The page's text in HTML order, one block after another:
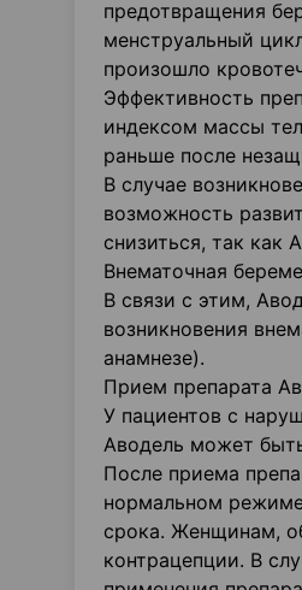
предотвращения
менструальный
произошло
Эффективность
индексом массы
раньше после
В случае
возможность
снизиться, так как
Внематочная
В связи с этим,
возникновения
анамнезе).
Прием препарата
У пациентов с
Аводель может
После приема
нормальном
срока. Женщинам,
контрацепции. В